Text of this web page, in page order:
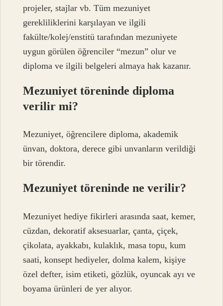
projeler, stajlar vb. Tüm mezuniyet
gerekliliklerini karşılayan ve ilgili
fakülte/kolej/enstitü tarafından mezuniyete
uygun görülen öğrenciler “mezun” olur ve
diploma ve ilgili belgeleri almaya hak kazanır.
Mezuniyet töreninde diploma
verilir mi?
Mezuniyet, öğrencilere diploma, akademik
ünvan, doktora, derece gibi unvanların verildiği
bir törendir.
Mezuniyet töreninde ne verilir?
Mezuniyet hediye fikirleri arasında saat, kemer,
cüzdan, dekoratif aksesuarlar, çanta, çiçek,
çikolata, ayakkabı, kulaklık, masa topu, kum
saati, konsept hediyeler, dolma kalem, kişiye
özel defter, isim etiketi, gözlük, oyuncak ayı ve
boyama ürünleri de yer alıyor.